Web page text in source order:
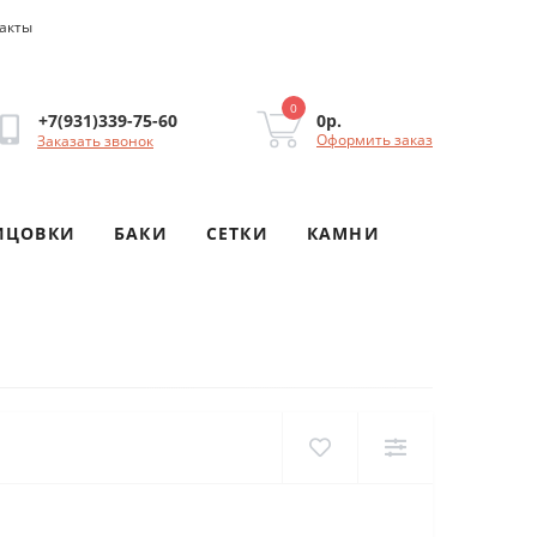
+7(931)339-75-60
Заказать звонок
0
0р.
Оформить заказ
БАКИ СЕТКИ КАМНИ